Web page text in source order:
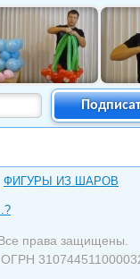
ФИГУРЫ ИЗ ШАРОВ
Все права защищены.
. ОГРН